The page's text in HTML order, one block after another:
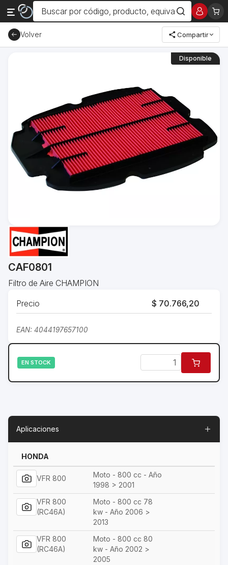
Volver Compartir
Disponible
CAF0801
Filtro de Aire CHAMPION
Precio
$ 70.766,20
EAN: 4044197657100
EN STOCK
Aplicaciones
HONDA
VFR 800
Moto - 800 cc - Año
1998 > 2001
VFR 800
(RC46A)
Moto - 800 cc 78
kw - Año 2006 >
2013
VFR 800
(RC46A)
Moto - 800 cc 80
kw - Año 2002 >
2005